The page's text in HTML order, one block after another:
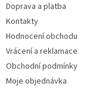
Doprava a platba
Kontakty
Hodnocení obchodu
Vrácení a reklamace
Obchodní podmínky
Moje objednávka